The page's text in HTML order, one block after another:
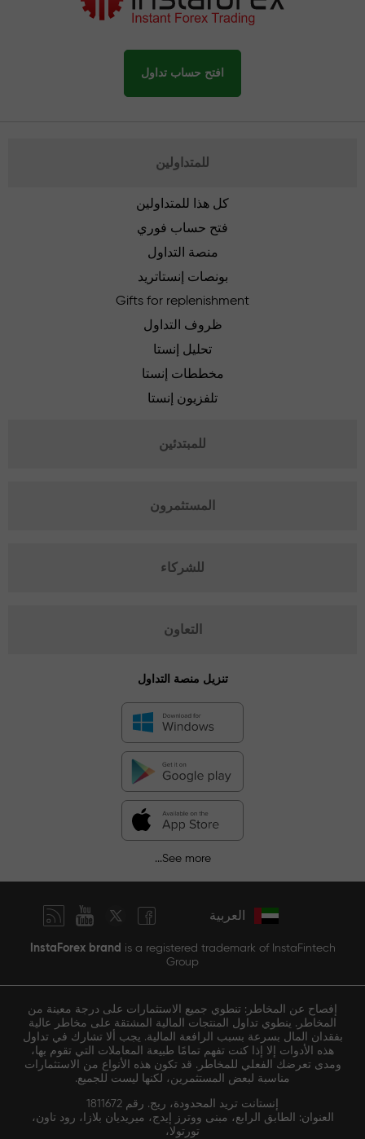
افتح حساب تداول
للمتداولين
كل هذا للمتداولين
فتح حساب فوري
منصة التداول
بونصات إنستاتريد
Gifts for replenishment
ظروف التداول
تحليل إنستا
مخططات إنستا
تلفزيون إنستا
للمبتدئين
المستثمرون
للشركاء
التعاون
تنزيل منصة التداول
See more...
العربية
InstaForex brand is a registered trademark of InstaFintech
Group
إفصاح عن المخاطر: تنطوي جميع الاستثمارات على درجة معينة من
المخاطر. ينطوي تداول المنتجات المالية المشتقة على مخاطر عالية
بفقدان المال بسرعة بسبب الرافعة المالية. يجب ألا تشارك في تداول
هذه الأدوات إلا إذا كنت تفهم تمامًا طبيعة المعاملات التي تقوم بها،
ومدى تعرضك الفعلي للمخاطر. قد تكون هذه الأنواع من الاستثمارات
مناسبة لبعض المستثمرين، لكنها ليست للجميع.
إنستانت تريد المحدودة، ريج. رقم 1811672
العنوان: الطابق الرابع، مبنى ووترز إيدج، ميريديان بلازا، رود تاون،
تورتولا،